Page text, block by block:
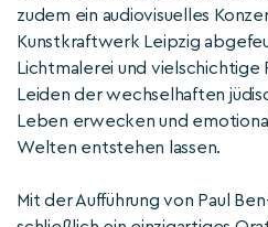
zudem ein audiovisuelles
Kunstkraftwerk Leipzig
Lichtmalerei und vielschichtige
Leiden der wechselhaften
Leben erwecken und
Welten entstehen lassen.
Mit der Aufführung von Paul